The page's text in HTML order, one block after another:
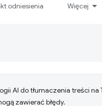
odniesienia Więcej
AI do tłumaczenia treści na
zawierać błędy.